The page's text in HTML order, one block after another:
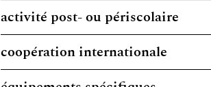
activité post- ou périscolaire
coopération internationale